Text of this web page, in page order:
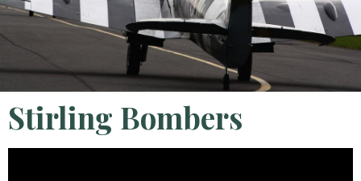
Stirling Bombers